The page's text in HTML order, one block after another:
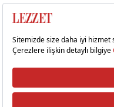
© 2026 Lezzet